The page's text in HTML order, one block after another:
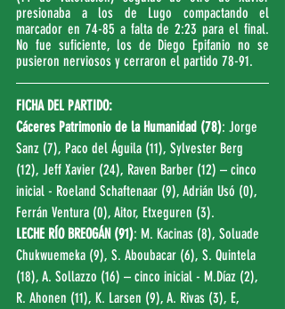
presionaba a los de Lugo compactando el
marcador en 74-85 a falta de 2:23 para el final.
No fue suficiente, los de Diego Epifanio no se
pusieron nerviosos y cerraron el partido 78-91.
FICHA DEL PARTIDO:
Cáceres Patrimonio de la Humanidad (78): Jorge
Sanz (7), Paco del Águila (11), Sylvester Berg
(12), Jeff Xavier (24), Raven Barber (12) – cinco
inicial - Roeland Schaftenaar (9), Adrián Usó (0),
Ferrán Ventura (0), Aitor, Etxeguren (3).
LECHE RÍO BREOGÁN (91): M. Kacinas (8), Soluade
Chukwuemeka (9), S. Aboubacar (6), S. Quintela
(18), A. Sollazzo (16) – cinco inicial - M.Díaz (2),
R. Ahonen (11), K. Larsen (9), A. Rivas (3), E,